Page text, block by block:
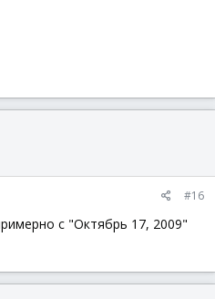
#16
с "Октябрь 17, 2009"